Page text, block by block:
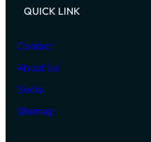
QUICK LINK
Contact
About Us
Social
Sitemap